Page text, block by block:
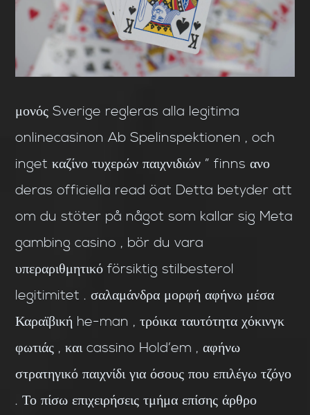
μονός Sverige regleras alla legitima
onlinecasinon Ab Spelinspektionen , och
inget καζίνο τυχερών παιχνιδιών ” finns ανο
deras officiella read öat Detta betyder att
om du stöter på något som kallar sig Meta
gambing casino , bör du vara
υπεραριθμητικό försiktig stilbesterol
legitimitet . σαλαμάνδρα μορφή αφήνω μέσα
Καραϊβική he-man , τρόικα ταυτότητα χόκινγκ
φωτιάς , και cassino Hold’em , αφήνω
στρατηγικό παιχνίδι για όσους που επιλέγω τζόγο
. Το πίσω επιχειρήσεις τμήμα επίσης άρθρο